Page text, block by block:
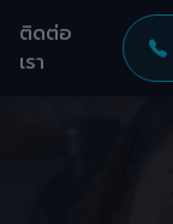
ติดต่อ
เรา